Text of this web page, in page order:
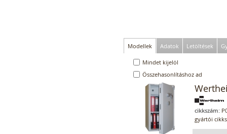
Modellek Adatok Letöltések
Mindet kijelöl
Összehasonlításhoz ad
cikkszám:
gyártói